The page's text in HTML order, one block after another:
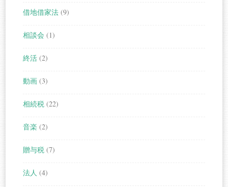
借地借家法 (9)
相談会 (1)
終活 (2)
動画 (3)
相続税 (22)
音楽 (2)
贈与税 (7)
法人 (4)